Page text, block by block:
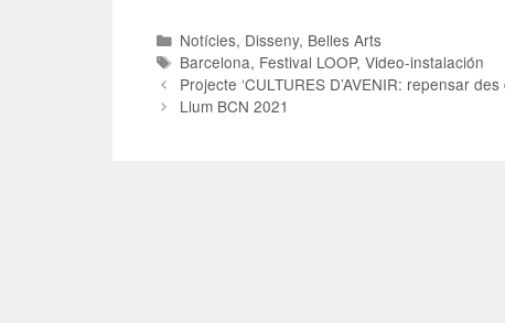
Notícies, Disseny, Belles Arts
Barcelona, Festival LOOP,Video-instalación
Projecte ‘CULTURES D’AVENIR: repensar
Llum BCN 2021